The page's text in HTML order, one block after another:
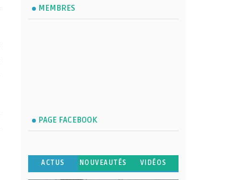
MEMBRES
PAGE FACEBOOK
ACTUS NOUVEAUTÉS VIDÉOS